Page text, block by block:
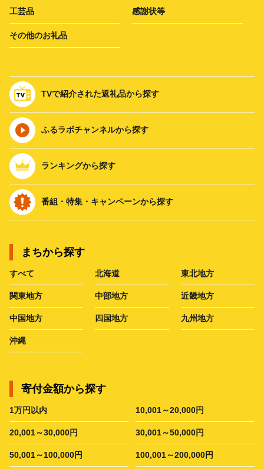
工芸品 感謝状等
その他のお礼品
TVで紹介された返礼品から探す
ふるラボチャンネルから探す
ランキングから探す
番組・特集・キャンペーンから探す
まちから探す
すべて 北海道 東北地方
関東地方 中部地方 近畿地方
中国地方 四国地方 九州地方
沖縄
寄付金額から探す
1万円以内 10,001～20,000円
20,001～30,000円 30,001～50,000円
50,001～100,000円 100,001～200,000円